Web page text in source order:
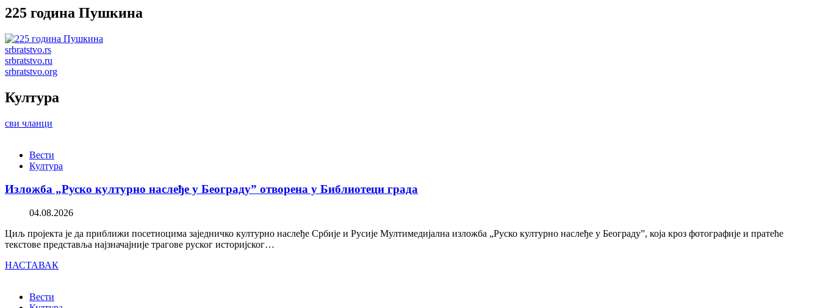
225 година Пушкина
srbratstvo.rs
srbratstvo.ru
srbratstvo.org
Култура
сви чланци
Вести
Култура
Изложба „Руско културно наслеђе у Београду” отворена у Библиотеци града
04.08.2026
Циљ пројекта је да приближи посетиоцима заједничко културно наслеђе Србије и Русије Мултимедијална изложба „Руско културно наслеђе у Београду”, која кроз фотографије и пратеће
текстове представља најзначајније трагове руског историјског…
НАСТАВАК
Вести